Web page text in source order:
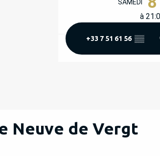
SAMEDI
à
+33 7 51 61 56 ▒▒
Neuve de Vergt